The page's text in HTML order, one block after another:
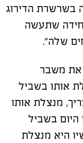
בשרשרת הדירוג
שתעשה
שלה".
את משבר
אותו בשביל
מנצלת אותו
בשביל
היא מנצלת